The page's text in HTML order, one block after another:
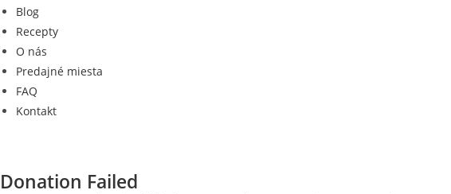
Blog
Recepty
O nás
Predajné miesta
FAQ
Kontakt
Donation Failed